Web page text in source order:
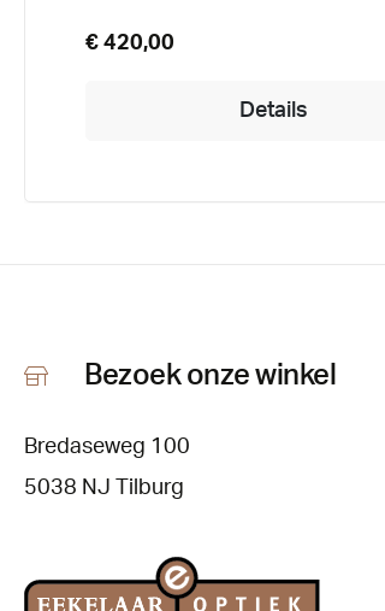
€ 420,00
Details
Bezoek onze winkel
Bredaseweg 100
5038 NJ Tilburg